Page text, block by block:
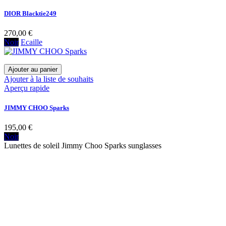
DIOR Blacktie249
270,00 €
Noir Ecaille
Ajouter au panier
Ajouter à la liste de souhaits
Aperçu rapide
JIMMY CHOO Sparks
195,00 €
Noir
Lunettes de soleil Jimmy Choo Sparks sunglasses